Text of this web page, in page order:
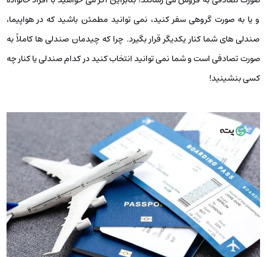
و یا به‌ صورت گروهی سفر کنید، نمی‌ توانید مطمئن باشید که در هواپیما،
صندلی‌ های شما کنار یکدیگر قرار بگیرد. چرا که چیدمان صندلی‌ ها کاملاً به‌
صورت تصادفی است و شما نمی‌ توانید انتخاب کنید در کدام صندلی یا کنار چه
کسی بنشینید!